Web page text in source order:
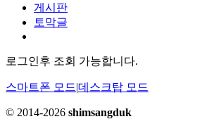
게시판
토막글
로그인후 조회 가능합니다.
스마트폰 모드|데스크탑 모드
© 2014-2026 shimsangduk